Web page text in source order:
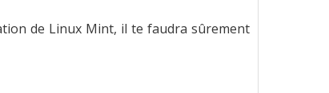
de Linux Mint, il te faudra sûrement